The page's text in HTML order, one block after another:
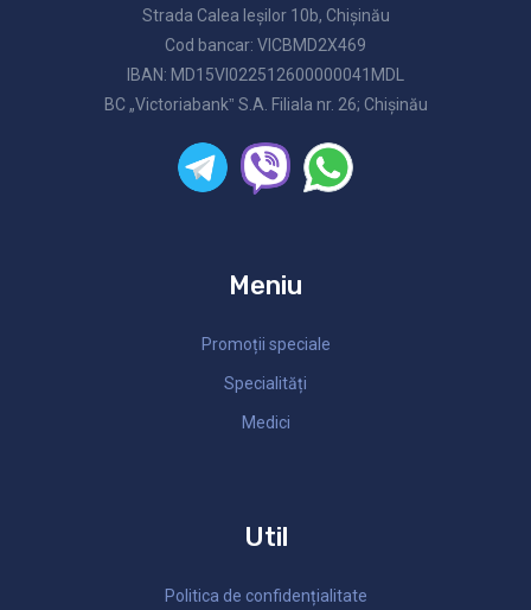
Strada Calea Ieşilor 10b, Chișinău
Cod bancar: VICBMD2X469
IBAN: MD15VI022512600000041MDL
BC „Victoriabankˮ S.A. Filiala nr. 26; Chişinău
Meniu
Promoții speciale
Specialități
Medici
Util
Politica de confidențialitate